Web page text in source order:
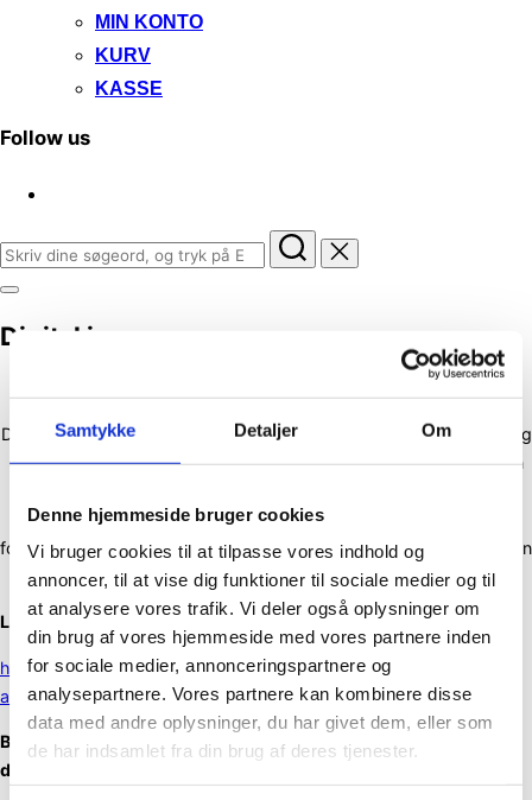
Samtykke Detaljer Om
Denne hjemmeside bruger cookies
Vi bruger cookies til at tilpasse vores indhold og
annoncer, til at vise dig funktioner til sociale medier og til
at analysere vores trafik. Vi deler også oplysninger om
din brug af vores hjemmeside med vores partnere inden
for sociale medier, annonceringspartnere og
analysepartnere. Vores partnere kan kombinere disse
data med andre oplysninger, du har givet dem, eller som
de har indsamlet fra din brug af deres tjenester.
MIN KONTO
KURV
KASSE
Follow us
Søg
efter:
Slå
i
Digital jura
Denne opgave omhandler udfordringerne ved digital markedsføring
af usunde fødevarer, især med fokus på sundhed og etik. Artiklen
sundhed og de konsekvenser, det kan have for virksomheder og
forbrugere. For marketingprofessionelle bliver det vigtigt at finde en
balance mellem lovgivning, etik og effektiv markedsføring.
Lav et link til artiklen (Eller et skærmklip)
https://www.cancer.dk/nyheder-og-fortaellinger/2024/hver-
anden-vil-forbyde-digital-markedsfoering-af-usunde-foedevarer
Beskriv hvad problematikken går ud på og hvilke udfordringer,
du ser?